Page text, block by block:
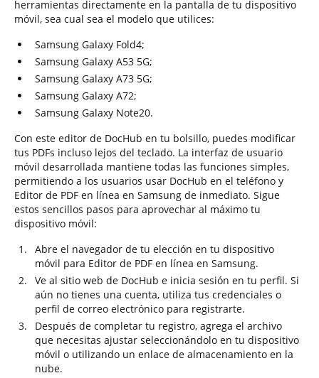
herramientas directamente en la pantalla de tu dispositivo
móvil, sea cual sea el modelo que utilices:
Samsung Galaxy Fold4;
Samsung Galaxy A53 5G;
Samsung Galaxy A73 5G;
Samsung Galaxy A72;
Samsung Galaxy Note20.
Con este editor de DocHub en tu bolsillo, puedes modificar
tus PDFs incluso lejos del teclado. La interfaz de usuario
móvil desarrollada mantiene todas las funciones simples,
permitiendo a los usuarios usar DocHub en el teléfono y
Editor de PDF en línea en Samsung de inmediato. Sigue
estos sencillos pasos para aprovechar al máximo tu
dispositivo móvil:
Abre el navegador de tu elección en tu dispositivo
móvil para Editor de PDF en línea en Samsung.
Ve al sitio web de DocHub e inicia sesión en tu perfil. Si
aún no tienes una cuenta, utiliza tus credenciales o
perfil de correo electrónico para registrarte.
Después de completar tu registro, agrega el archivo
que necesitas ajustar seleccionándolo en tu dispositivo
móvil o utilizando un enlace de almacenamiento en la
nube.